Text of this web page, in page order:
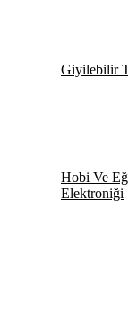
Giyilebilir
Hobi Ve
Elektroniği